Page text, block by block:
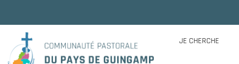
JE CHERCHE